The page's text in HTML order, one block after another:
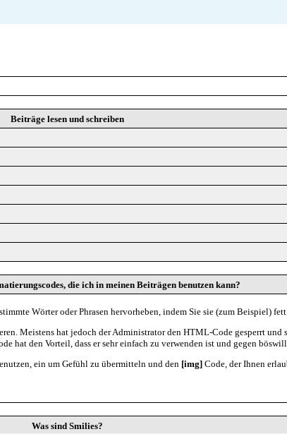
Beiträge lesen und schreiben
die ich in meinen Beiträgen benutzen kann?
Wörter oder Phrasen hervorheben, indem Sie sie (zum Beispiel)
Meistens hat jedoch der Administrator den HTML-Code gesperrt und
hat den Vorteil, dass er sehr einfach zu verwenden ist und gegen
ein um Gefühl zu übermitteln und den [img] Code, der Ihnen
Was sind Smilies?